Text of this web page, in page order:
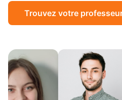
Trouvez votre